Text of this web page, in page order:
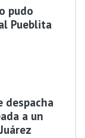
pudo
Pueblita
despacha
a un